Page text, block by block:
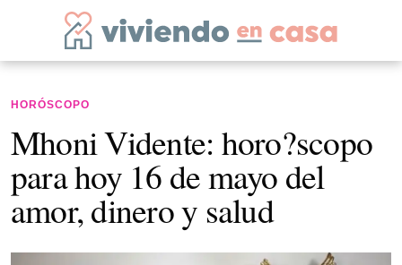
HORÓSCOPO
Mhoni Vidente: horo?scopo
para hoy 16 de mayo del
amor, dinero y salud